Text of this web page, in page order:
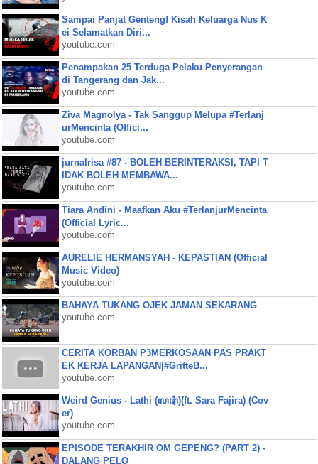
Sampai Panjat Genteng! Kisah Keluarga Nus K
ei Selamatkan Diri...
youtube.com
Penampakan 25 Terduga Pelaku Penyerangan
di Tangerang dan Jak...
youtube.com
Ziva Magnolya - Tak Sanggup Melupa #Terlanj
urMencinta (Offici...
youtube.com
jurnalrisa #87 - BOLEH BERINTERAKSI, TAPI T
IDAK BOLEH MEMBAWA...
youtube.com
Tiara Andini - Maafkan Aku #TerlanjurMencinta
(Official Lyric...
youtube.com
AURELIE HERMANSYAH - KEPASTIAN (Official
Music Video)
youtube.com
BAHAYA TUKANG OJEK JAMAN SEKARANG
youtube.com
CERITA KORBAN P3MERKOSAAN PAS PRAKT
EK KERJA LAPANGAN|#GritteB...
youtube.com
Weird Genius - Lathi (ꦭꦛꦶ)(ft. Sara Fajira) (Cov
er)
youtube.com
EPISODE TERAKHIR OM GEPENG? (PART 2) -
DALANG PELO